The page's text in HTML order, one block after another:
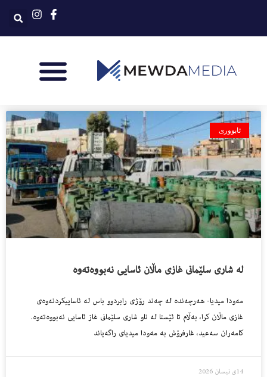
ئابووری
له‌ شارى سلێمانى غازى ماڵان ئاسایی نه‌بووه‌ته‌وه‌
مه‌ودا میدیا- هه‌رچه‌نده‌ له‌ چه‌ند رۆژى رابردوو باس له‌ ئاساییكردنه‌وه‌ى
غازى ماڵان كرا، به‌ڵام تا ئێستا له‌ ناو شارى سلێمانى غاز ئاسایی نه‌بووه‌ته‌وه‌.
كامه‌ران سه‌عید، غارفرۆش به‌ مه‌ودا میدیاى راگه‌یاند
14ی نیسان 2026